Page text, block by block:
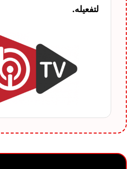
لتفعيله.